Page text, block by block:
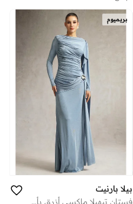
توصيل مجاني
تم بيع أكثر من 30 مؤخرا
بريميوم
بيلا بارنيت
فستان تيهيلا ماكسي أزرق بأكمام طويلة وتصميم مكشكش